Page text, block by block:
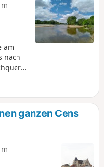
am
nach
über
um
die
ganzen Cens